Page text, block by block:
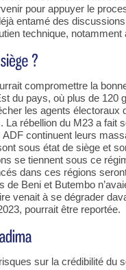
pour appuyer le
entamé des
technique,
compromettre la
du pays, où plus de
les agents électoraux
rébellion du M23 a fait
continuent leurs
sous état de siège et
se tiennent sous ce
dans ces régions
de Beni et Butembo
venait à se dégrader
pourrait être reportée.
sur la crédibilité du